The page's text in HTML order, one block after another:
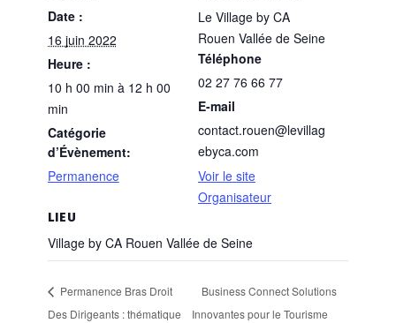
Date :
16 juin 2022
Heure :
10 h 00 min à 12 h 00
min
Catégorie
d’Évènement:
Permanence
LIEU
Village by CA Rouen Vallée de Seine
Le Village by CA
Rouen Vallée de Seine
Téléphone
02 27 76 66 77
E-mail
contact.rouen@levillag
ebyca.com
Voir le site
Organisateur
Permanence Bras Droit
Des Dirigeants : thématique
Business Connect Solutions
Innovantes pour le Tourisme